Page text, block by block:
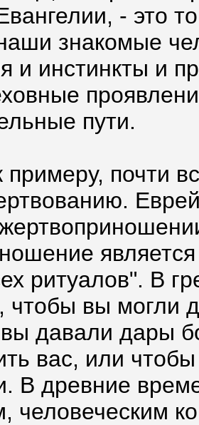
- это
знакомые
и инстинкты и
пути.
почти
ритуалов". В
чтобы вы могли
давали дары
вас, или
В древние
человеческим